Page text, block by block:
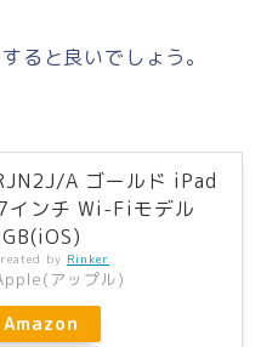
ると良いでしょう。
A ゴールド iPad
インチ Wi-Fiモデル
by Rinker
アップル)
Amazon